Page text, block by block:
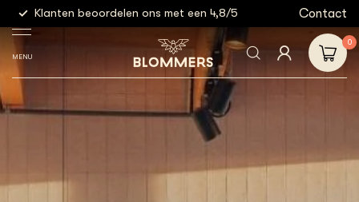
Klanten beoordelen ons met een 4,8/5 Gratis
Contact
MENU
0